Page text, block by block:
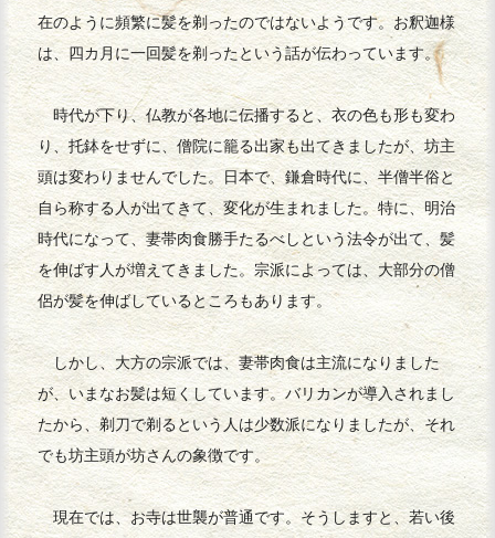
在のように頻繁に髪を剃ったのではないようです。お釈迦様
は、四カ月に一回髪を剃ったという話が伝わっています。
時代が下り、仏教が各地に伝播すると、衣の色も形も変わ
り、托鉢をせずに、僧院に籠る出家も出てきましたが、坊主
頭は変わりませんでした。日本で、鎌倉時代に、半僧半俗と
自ら称する人が出てきて、変化が生まれました。特に、明治
時代になって、妻帯肉食勝手たるべしという法令が出て、髪
を伸ばす人が増えてきました。宗派によっては、大部分の僧
侶が髪を伸ばしているところもあります。
しかし、大方の宗派では、妻帯肉食は主流になりました
が、いまなお髪は短くしています。バリカンが導入されまし
たから、剃刀で剃るという人は少数派になりましたが、それ
でも坊主頭が坊さんの象徴です。
現在では、お寺は世襲が普通です。そうしますと、若い後